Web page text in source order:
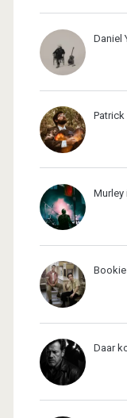
Daniel
Murley
Daar